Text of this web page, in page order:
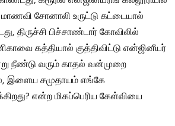
சோனாலி உருட்டு கட்டையால்
திருச்சி பிச்சாண்டார் கோவிலில்
கத்தியால் குத்திவிட்டு என்ஜினீயர்
நீண்டு வரும் காதல் வன்முறை
இளைய சமுதாயம் எங்கே
என்ற மிகப்பெரிய கேள்வியை